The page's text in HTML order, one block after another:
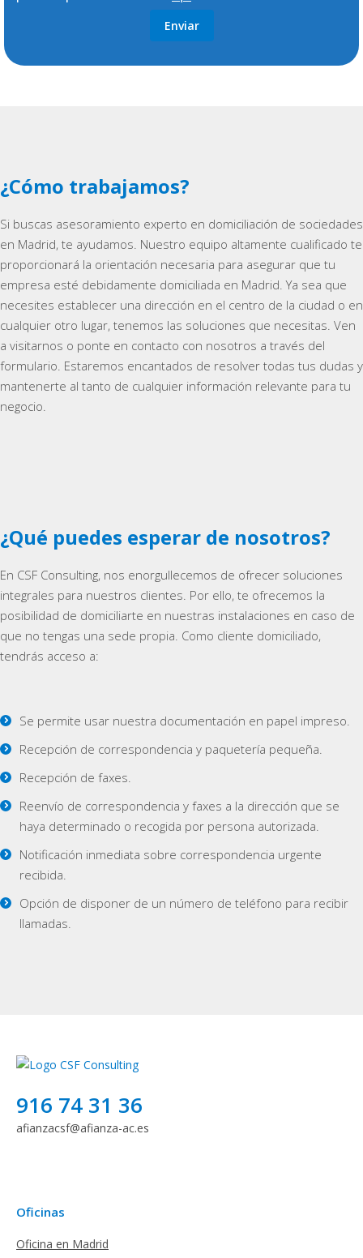
¿Cómo trabajamos?
Si buscas asesoramiento experto en domiciliación de sociedades
en Madrid, te ayudamos. Nuestro equipo altamente cualificado te
proporcionará la orientación necesaria para asegurar que tu
empresa esté debidamente domiciliada en Madrid. Ya sea que
necesites establecer una dirección en el centro de la ciudad o en
cualquier otro lugar, tenemos las soluciones que necesitas. Ven
a visitarnos o ponte en contacto con nosotros a través del
formulario. Estaremos encantados de resolver todas tus dudas y
mantenerte al tanto de cualquier información relevante para tu
negocio.
¿Qué puedes esperar de nosotros?
En CSF Consulting, nos enorgullecemos de ofrecer soluciones
integrales para nuestros clientes. Por ello, te ofrecemos la
posibilidad de domiciliarte en nuestras instalaciones en caso de
que no tengas una sede propia. Como cliente domiciliado,
tendrás acceso a:
Se permite usar nuestra documentación en papel impreso.
Recepción de correspondencia y paquetería pequeña.
Recepción de faxes.
Reenvío de correspondencia y faxes a la dirección que se
haya determinado o recogida por persona autorizada.
Notificación inmediata sobre correspondencia urgente
recibida.
Opción de disponer de un número de teléfono para recibir
llamadas.
916 74 31 36
afianzacsf@afianza-ac.es
Oficinas
Oficina en Madrid